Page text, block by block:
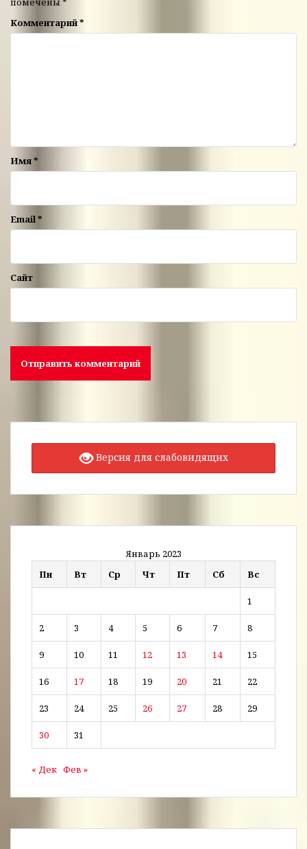
Комментарий*
Имя*
Email*
Сайт
Версия для слабовидящих
Январь 2023
Пн
Вт Ср Чт Пт Сб Вс
1
2 3 4 5 6 7 8
9 10 11 12 13 14 15
16 17 18 19 20 21 22
23 24 25 26 27 28 29
30 31
« Дек Фев »